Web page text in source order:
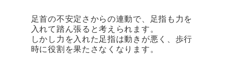
足首の不安定さからの連動で、足指も力を
入れて踏ん張ると考えられます。
しかし力を入れた足指は動きが悪く、歩行
時に役割を果たさなくなります。